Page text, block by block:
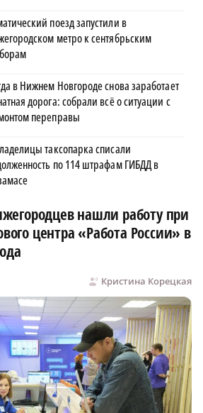
поезд запустили в
метро к сентябрьским
в Нижнем Новгороде снова заработает
дорога: собрали всё о ситуации с
переправы
таксопарка списали
по 114 штрафам ГИБДД в
нашли работу при
центра «Работа России» в
Кристина Корецкая